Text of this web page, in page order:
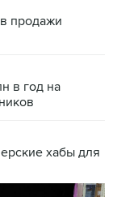
продажи
в год на
хабы для